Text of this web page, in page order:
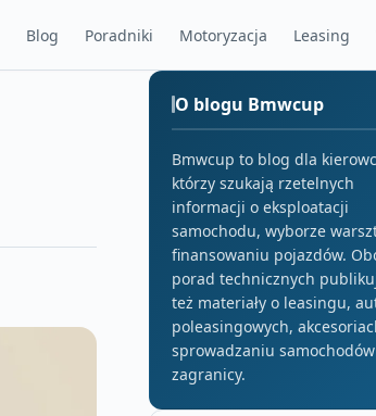
Blog Poradniki Motoryzacja Leasing
O blogu Bmwcup
Bmwcup to blog dla
którzy szukają rzetelnych
informacji o eksploatacji
samochodu, wyborze
finansowaniu pojazdów.
porad technicznych
też materiały o leasingu,
poleasingowych,
sprowadzaniu
zagranicy.